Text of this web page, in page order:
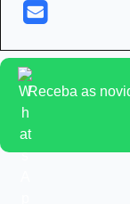
Receba as